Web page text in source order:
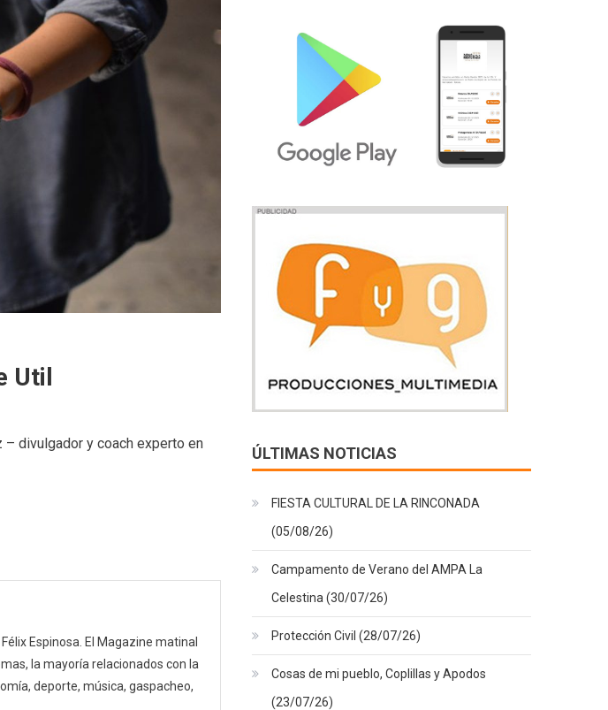
Util
– divulgador y coach experto en
Espinosa. El Magazine matinal
la mayoría relacionados con la
deporte, música, gaspacheo,
ÚLTIMAS NOTICIAS
FIESTA CULTURAL DE LA RINCONADA
(05/08/26)
Campamento de Verano del AMPA La
Celestina (30/07/26)
Protección Civil (28/07/26)
Cosas de mi pueblo, Coplillas y Apodos
(23/07/26)